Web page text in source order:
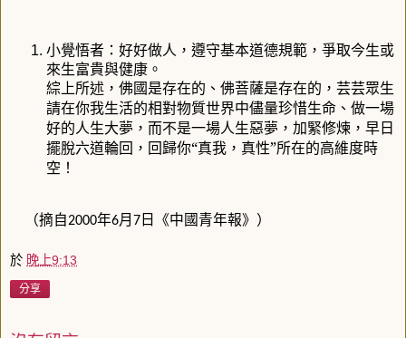
小覺悟者：好好做人，遵守基本道德規範，爭取今生或
來生富貴與健康。
綜上所述，佛國是存在的、佛菩薩是存在的，芸芸眾生
請在你我生活的相對物質世界中儘量珍惜生命、做一場
好的人生大夢，而不是一場人生惡夢，加緊修煉，早日
擺脫六道輪回，回歸你“真我，真性”所在的高維度時
空！
（摘自2000年6月 7日《中國青年報》）
於 晚上9:13
分享